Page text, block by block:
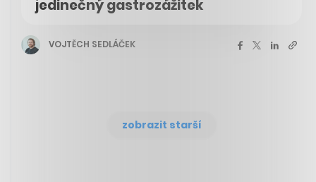
jedinečný gastrozážitek
VOJTĚCH SEDLÁČEK
zobrazit starší